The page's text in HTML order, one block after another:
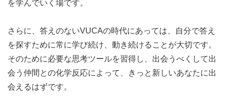
を学んでいく場です。
さらに、答えのないVUCAの時代にあっては、自分で答え
を探すために常に学び続け、動き続けることが大切です。
そのために必要な思考ツールを習得し、出会うべくして出
会う仲間との化学反応によって、きっと新しいあなたに出
会えるはずです。